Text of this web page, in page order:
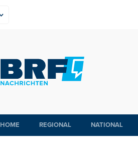
HOME REGIONAL NATIONAL